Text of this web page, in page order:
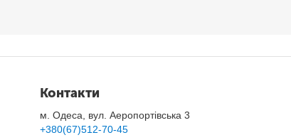
Контакти
м. Одеса, вул. Аеропортівська 3
+380(67)512-70-45